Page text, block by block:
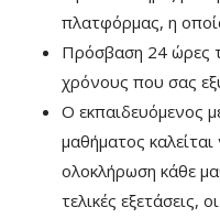
πλατφόρμας, η
Πρόσβαση 24 ώρες
χρόνους που σας
Ο εκπαιδευόμενος
μαθήματος καλείται
ολοκλήρωση κάθε
τελικές εξετάσεις,